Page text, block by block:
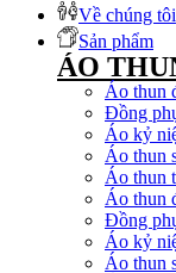
Về chúng tôi
Sản phẩm
ÁO
Áo thun
Đồng
Áo kỷ
Áo thun
Áo thun
Áo thun
Đồng
Áo kỷ
Áo thun